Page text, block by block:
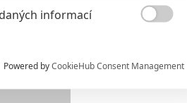
informací

reklamy
Powered byCookieHub Consent Management